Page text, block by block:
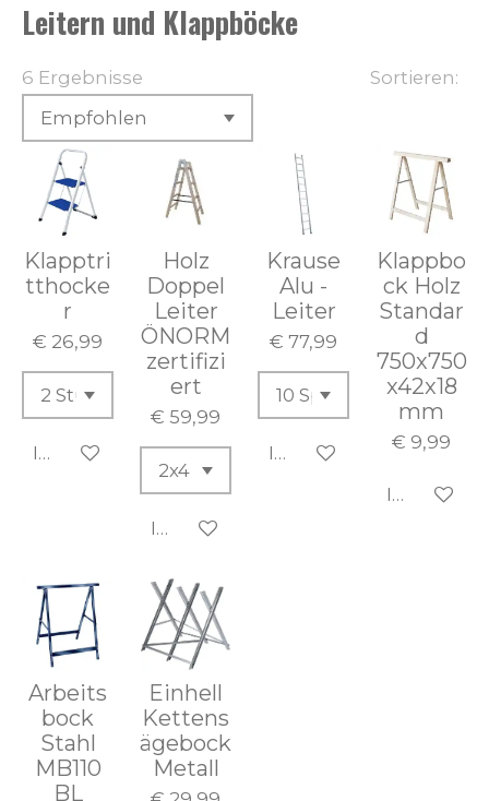
Leitern und Klappböcke
6 Ergebnisse Sortieren:
Klapptri
tthocke
r
€ 26,99
In den Warenkorb
Holz
Doppel
Leiter
ÖNORM
zertifizi
ert
€ 59,99
In den Warenkorb
Krause
Alu -
Leiter
€ 77,99
In den Warenkorb
Klappbo
ck Holz
Standar
d
750x750
x42x18
mm
€ 9,99
In den
Arbeits
bock
Stahl
MB110
BL
Einhell
Kettens
ägebock
Metall